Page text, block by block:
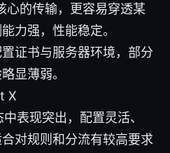
心的传输，更容易穿透某
力强，性能稳定。
证书与服务器环境，部分
显薄弱。
X
表现突出，配置灵活、
对规则和分流有较高要求